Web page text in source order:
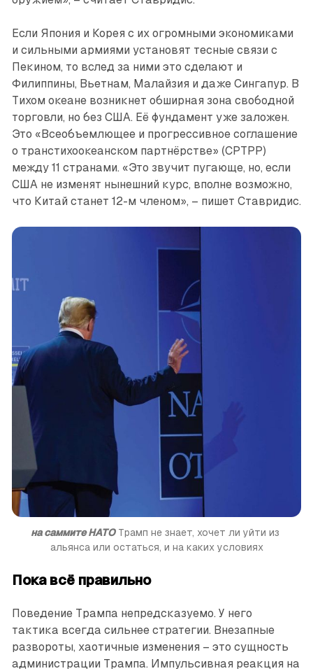
Если Япония и Корея с их огромными экономиками
и сильными армиями установят тесные связи с
Пекином, то вслед за ними это сделают и
Филиппины, Вьетнам, Малайзия и даже Сингапур. В
Тихом океане возникнет обширная зона свободной
торговли, но без США. Её фундамент уже заложен.
Это «Всеобъемлющее и прогрессивное соглашение
о транстихоокеанском партнёрстве» (CPTPP)
между 11 странами. «Это звучит пугающе, но, если
США не изменят нынешний курс, вполне возможно,
что Китай станет 12-м членом», – пишет Ставридис.
на саммите НАТО Трамп не знает, хочет ли уйти из
альянса или остаться, и на каких условиях
Пока всё правильно
Поведение Трампа непредсказуемо. У него
тактика всегда сильнее стратегии. Внезапные
развороты, хаотичные изменения – это сущность
администрации Трампа. Импульсивная реакция на